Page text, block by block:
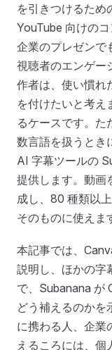
を引きつけるため
YouTube 向けの
企業のプレゼンで
視聴者のエンゲー
作者は、使い慣れ
を付けたいと考え
るケースです。た
数言語を扱うとき
AI 字幕ツールの
提供します。動画
成し、80 種類以
そのものに使えま
本記事では、
説明し、ほかの字
で、Subanana が
どう補えるのかを
に携わる人、企業
えるころには、個